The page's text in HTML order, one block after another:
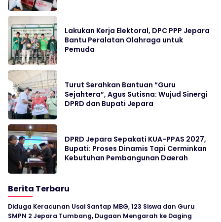
Lakukan Kerja Elektoral, DPC PPP Jepara
Bantu Peralatan Olahraga untuk
Pemuda
Turut Serahkan Bantuan “Guru
Sejahtera”, Agus Sutisna: Wujud Sinergi
DPRD dan Bupati Jepara
DPRD Jepara Sepakati KUA-PPAS 2027,
Bupati: Proses Dinamis Tapi Cerminkan
Kebutuhan Pembangunan Daerah
Berita Terbaru
Diduga Keracunan Usai Santap MBG, 123 Siswa dan Guru
SMPN 2 Jepara Tumbang, Dugaan Mengarah ke Daging